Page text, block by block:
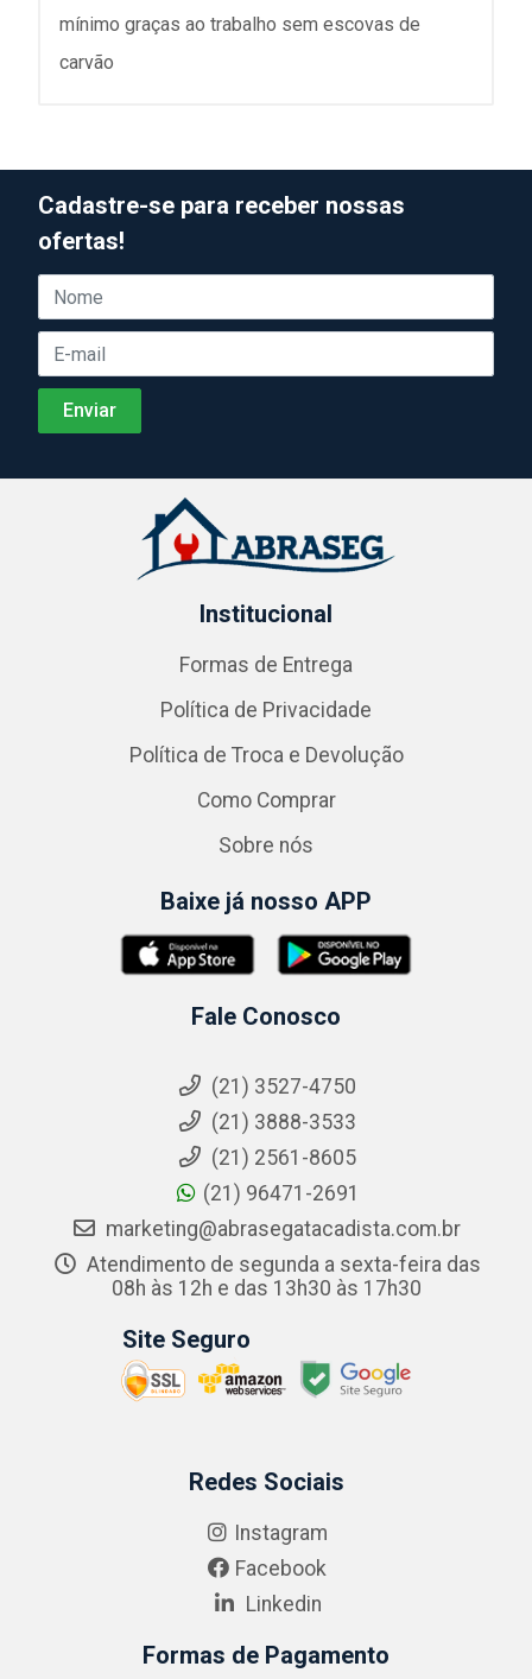
mínimo graças ao trabalho sem escovas de
carvão
Cadastre-se para receber nossas
ofertas!
Institucional
Formas de Entrega
Política de Privacidade
Política de Troca e Devolução
Como Comprar
Sobre nós
Baixe já nosso APP
Fale Conosco
(21) 3527-4750
(21) 3888-3533
(21) 2561-8605
(21) 96471-2691
marketing@abrasegatacadista.com.br
Atendimento de segunda a sexta-feira das
08h às 12h e das 13h30 às 17h30
Site Seguro
Redes Sociais
Instagram
Facebook
Linkedin
Formas de Pagamento